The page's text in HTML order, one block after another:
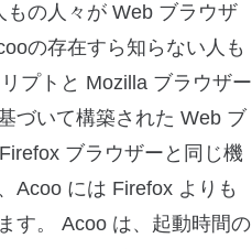
の人々が Web ブラウザ
の存在すら知らない人も
プトと Mozilla ブラウザー
づいて構築された Web ブ
ブラウザーと同じ機
Acoo には Firefox よりも
す。 Acoo は、起動時間の